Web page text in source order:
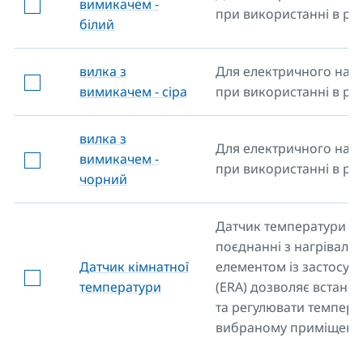
вимикачем -
білий
при використанні в
вилка з
вимикачем - сіра
Для електричного
при використанні в
вилка з
вимикачем -
чорний
Для електричного
при використанні в
Датчик кімнатної
температури
Датчик температури у
поєднанні з
елементом із
(ERA) дозволяє
та регулювати
вибраному